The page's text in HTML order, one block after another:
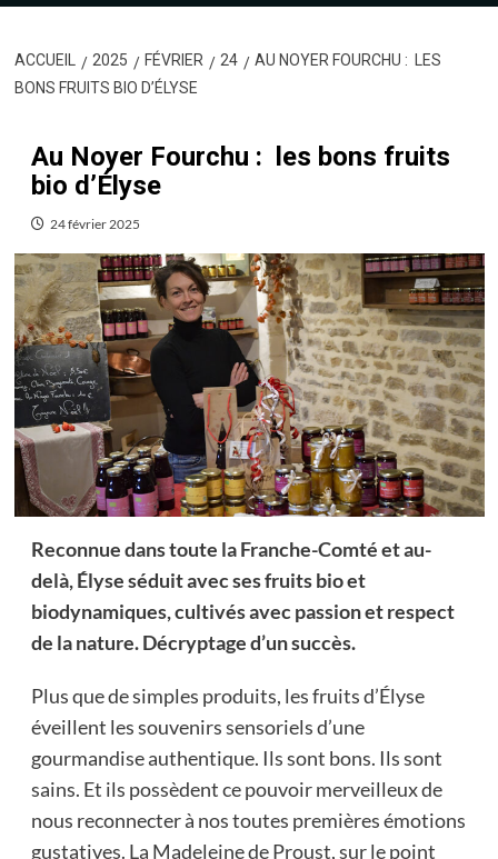
ACCUEIL 2025 FÉVRIER 24
AU NOYER FOURCHU : LES
BONS FRUITS BIO D’ÉLYSE
Au Noyer Fourchu : les bons fruits
bio d’Élyse
24 février 2025
Reconnue dans toute la Franche-Comté et au-
delà, Élyse séduit avec ses fruits bio et
biodynamiques, cultivés avec passion et respect
de la nature. Décryptage d’un succès.
Plus que de simples produits, les fruits d’Élyse
éveillent les souvenirs sensoriels d’une
gourmandise authentique. Ils sont bons. Ils sont
sains. Et ils possèdent ce pouvoir merveilleux de
nous reconnecter à nos toutes premières émotions
gustatives. La Madeleine de Proust, sur le point